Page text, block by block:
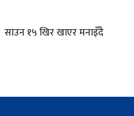
साउन १५ खिर खाएर मनाइँदै